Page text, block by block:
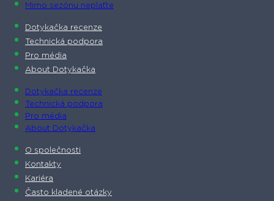
Mimo sezónu neplaťte
Dotykačka recenze
Technická podpora
Pro média
About Dotykačka
Dotykačka recenze
Technická podpora
Pro média
About Dotykačka
O společnosti
Kontakty
Kariéra
Často kladené otázky